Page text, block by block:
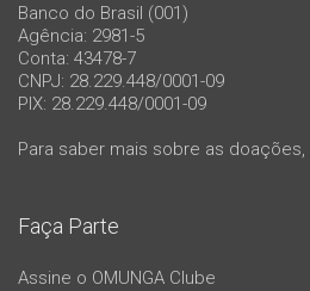
Banco do Brasil (001)
Agência: 2981-5
Conta: 43478-7
CNPJ: 28.229.448/0001-09
PIX: 28.229.448/0001-09
Para saber mais sobre as doações,
Faça Parte
Assine o OMUNGA Clube